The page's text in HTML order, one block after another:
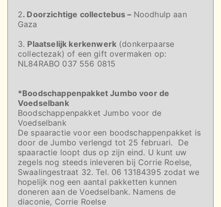
2. Doorzichtige collectebus – Noodhulp aan
Gaza
3. Plaatselijk kerkenwerk (donkerpaarse
collectezak) of een gift overmaken op:
NL84RABO 037 556 0815
*Boodschappenpakket Jumbo voor de
Voedselbank
Boodschappenpakket Jumbo voor de
Voedselbank
De spaaractie voor een boodschappenpakket is
door de Jumbo verlengd tot 25 februari. De
spaaractie loopt dus op zijn eind. U kunt uw
zegels nog steeds inleveren bij Corrie Roelse,
Swaalingestraat 32. Tel. 06 13184395 zodat we
hopelijk nog een aantal pakketten kunnen
doneren aan de Voedselbank. Namens de
diaconie, Corrie Roelse